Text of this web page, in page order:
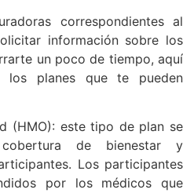
correspondientes al
información sobre los
un poco de tiempo, aquí
los planes que te pueden
(HMO): este tipo de plan se
de bienestar y
Los participantes
por los médicos que